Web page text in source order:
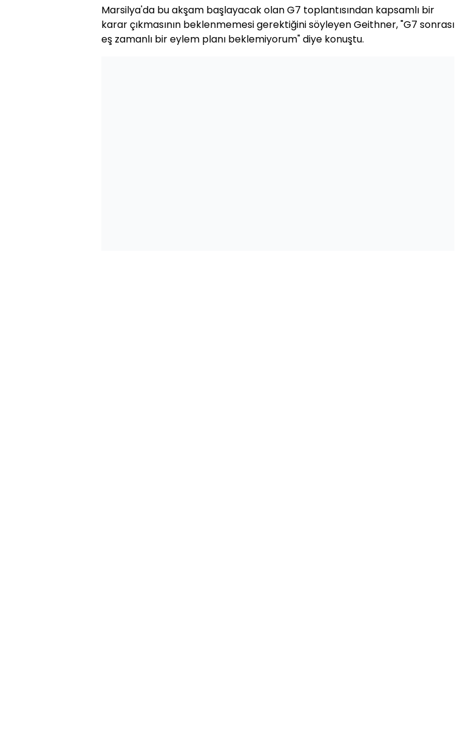
Marsilya'da bu akşam başlayacak olan G7 toplantısından kapsamlı bir
karar çıkmasının beklenmemesi gerektiğini söyleyen Geithner, "G7 sonrası
eş zamanlı bir eylem planı beklemiyorum" diye konuştu.